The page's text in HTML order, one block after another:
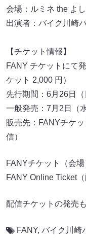
会場：ルミネ the よ
出演者：バイク川崎
【チケット情報】
FANY チケットにて
ケット 2,000 円）
先行期間：6月26日
一般発売：7月2日（
販売先：FANYチケ
信）
FANYチケット（会場
FANY Online Ticket
配信チケットの発売
FANY, バイク川崎